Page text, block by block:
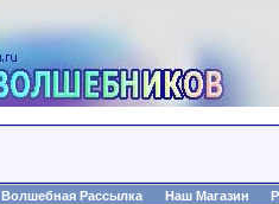
Волшебная Рассылка Наш Магазин